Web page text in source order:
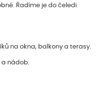
Řadíme je do čeledi
na okna, balkony a terasy.
a nádob.